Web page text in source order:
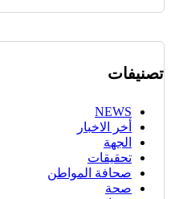
تصنيفات
NEWS
أخر الاخبار
الجهة
تحقيقات
صحافة المواطن
صحة